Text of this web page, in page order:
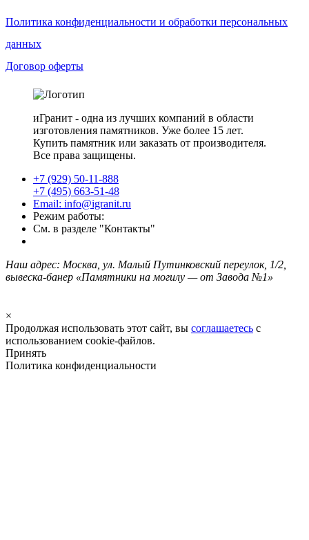
Политика конфиденциальности и обработки персональных
данных
Договор оферты
иГранит - одна из лучших компаний в области
изготовления памятников. Уже более 15 лет.
Купить памятник или заказать от производителя.
Все права защищены.
+7 (929) 50-11-888
+7 (495) 663-51-48
Email: info@igranit.ru
Режим работы:
См. в разделе "Контакты"
Наш адрес: Москва, ул. Малый Путинковский переулок, 1/2,
вывеска-банер «Памятники на могилу — от Завода №1»
×
Продолжая использовать этот сайт, вы соглашаетесь с
использованием cookie-файлов.
Принять
Политика конфиденциальности